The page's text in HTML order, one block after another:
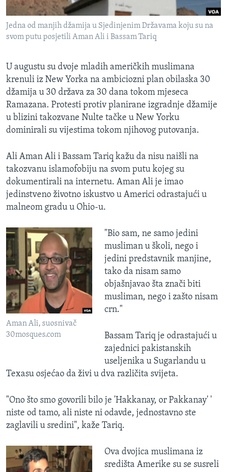
MAGAZIN
O GLASU AMERIKE
PRATITE NAS
Jezici
Jedna od manjih džamija u Sjedinjenim Državama koju su na
svom putu posjetili Aman Ali i Bassam Tariq
U augustu su dvoje mladih američkih muslimana
krenuli iz New Yorka na ambiciozni plan obilaska 30
džamija u 30 država za 30 dana tokom mjeseca
Ramazana. Protesti protiv planirane izgradnje džamije
u blizini takozvane Nulte tačke u New Yorku
dominirali su vijestima tokom njihovog putovanja.
Ali Aman Ali i Bassam Tariq kažu da nisu naišli na
takozvanu islamofobiju na svom putu kojeg su
dokumentirali na internetu. Aman Ali je imao
jedinstveno životno iskustvo u Americi odrastajući u
malneom gradu u Ohio-u.
Aman Ali, suosnivač
30mosques.com
"Bio sam, ne samo jedini
musliman u školi, nego i
jedini predstavnik manjine,
tako da nisam samo
objašnjavao šta znači biti
musliman, nego i zašto nisam
crn."
Bassam Tariq je odrastajući u
zajednici pakistanskih
useljenika u Sugarlandu u
Texasu osjećao da živi u dva različita svijeta.
"Ono što smo govorili bilo je 'Hakkanay, or Pakkanay' '
niste od tamo, ali niste ni odavde, jednostavno ste
zaglavili u sredini", kaže Tariq.
Ova dvojica muslimana iz
središta Amerike su se susreli